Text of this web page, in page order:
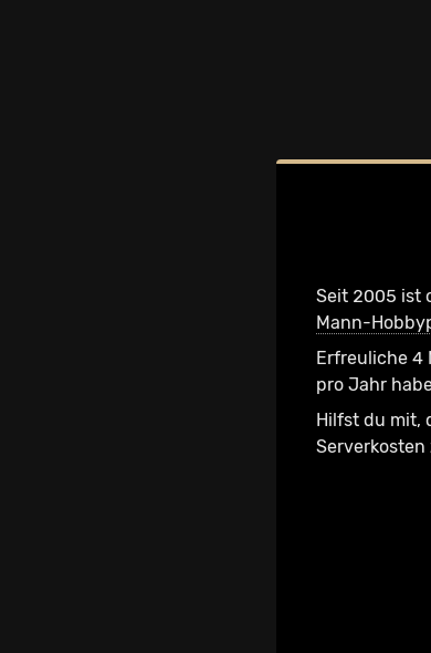
Seit 2005 ist
Mann-
Erfreuliche 4
pro Jahr
Hilfst du mit,
Serverkosten